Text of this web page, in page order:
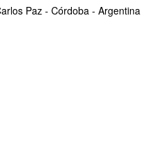
Paz - Córdoba - Argentina